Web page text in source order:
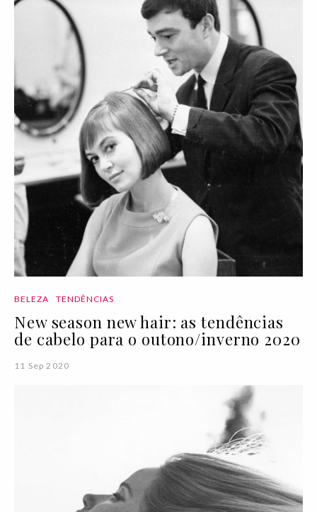
BELEZA TENDÊNCIAS
New season new hair: as tendências
de cabelo para o outono/inverno 2020
11 Sep 2020